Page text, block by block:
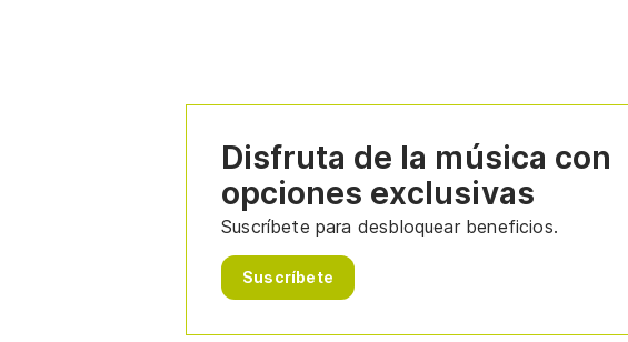
Disfruta de la música con
opciones exclusivas
Suscríbete para desbloquear beneficios.
Suscríbete